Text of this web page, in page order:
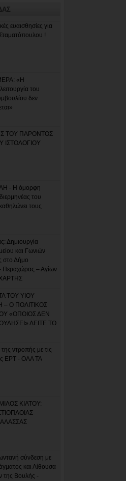
ευαισθησίες για
!
«Η
του
δεν
ΤΟΥ ΠΑΡΟΝΤΟΣ
ΙΣΤΟΛΟΓΙΟΥ
- Η όμορφη
του
τους
Δημιουργία
και Γωνιών
στο Δήμο
Περαχώρας – Αγίων
ΤΟΥ ΥΙΟΥ
– Ο ΠΟΛΙΤΙΚΟΣ
«ΟΠΟΙΟΣ ΔΕΝ
ΔΕΙΤΕ ΤΟ
της ντροπής με τις
ΕΡΤ - ΟΛΑ ΤΑ
ΚΙΑΤΟΥ:
σύνδεση με
και Αίθουσα
της Βουλής -